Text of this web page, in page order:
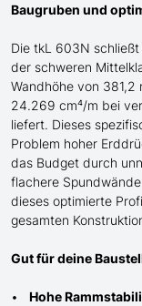
Baugruben und
Die tkL 603N
der schweren Mittel
Wandhöhe von 381,2
24.269 cm⁴/m bei
liefert. Dieses
Problem hoher
das Budget durch
flachere
dieses optimierte
gesamten
Gut für deine
Hohe